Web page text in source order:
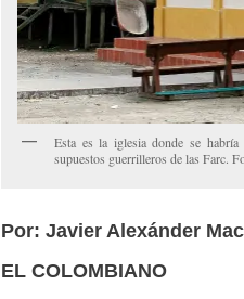
Esta es la iglesia donde se
supuestos guerrilleros de las Farc.
Por: Javier Alexánder
EL COLOMBIANO